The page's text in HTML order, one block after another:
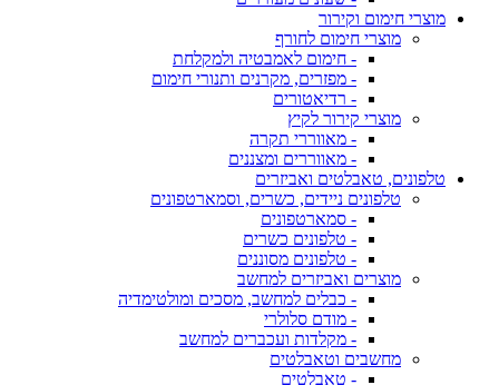
מוצרי חימום וקירור
מוצרי חימום לחורף
- חימום לאמבטיה ולמקלחת
- מפזרים, מקרנים ותנורי חימום
- רדיאטורים
מוצרי קירור לקיץ
- מאווררי תקרה
- מאווררים ומצננים
טלפונים, טאבלטים ואביזרים
טלפונים ניידים, כשרים, וסמארטפונים
- סמארטפונים
- טלפונים כשרים
- טלפונים מסוננים
מוצרים ואביזרים למחשב
- כבלים למחשב, מסכים ומולטימדיה
- מודם סלולרי
- מקלדות ועכברים למחשב
מחשבים וטאבלטים
- טאבלטים